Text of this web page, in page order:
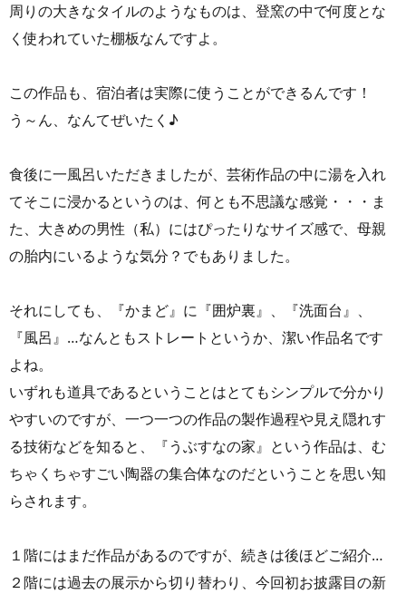
周りの大きなタイルのようなものは、登窯の中で何度とな
く使われていた棚板なんですよ。
この作品も、宿泊者は実際に使うことができるんです！
う～ん、なんてぜいたく♪
食後に一風呂いただきましたが、芸術作品の中に湯を入れ
てそこに浸かるというのは、何とも不思議な感覚・・・ま
た、大きめの男性（私）にはぴったりなサイズ感で、母親
の胎内にいるような気分？でもありました。
それにしても、『かまど』に『囲炉裏』、『洗面台』、
『風呂』…なんともストレートというか、潔い作品名です
よね。
いずれも道具であるということはとてもシンプルで分かり
やすいのですが、一つ一つの作品の製作過程や見え隠れす
る技術などを知ると、『うぶすなの家』という作品は、む
ちゃくちゃすごい陶器の集合体なのだということを思い知
らされます。
１階にはまだ作品があるのですが、続きは後ほどご紹介…
２階には過去の展示から切り替わり、今回初お披露目の新